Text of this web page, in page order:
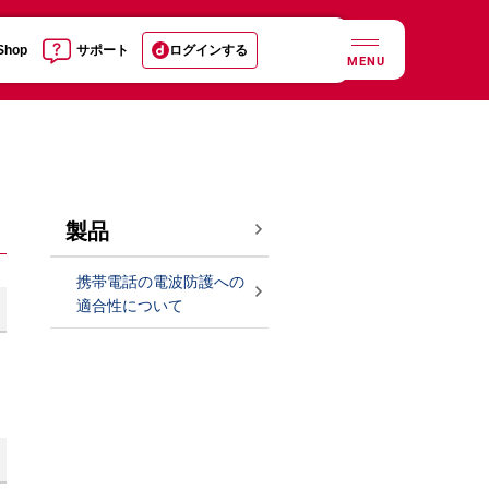
サポート ログインする
MENU
製品
携帯電話の電波防護への
適合性について